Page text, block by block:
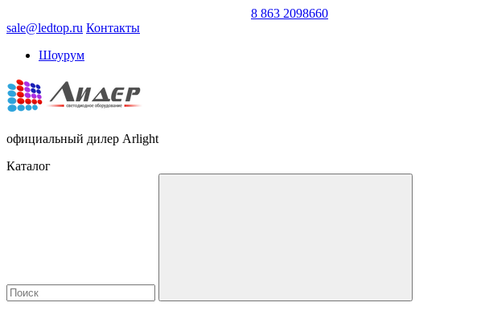
8 863 2098660
sale@ledtop.ru Контакты
Шоурум
официальный дилер Arlight
Каталог